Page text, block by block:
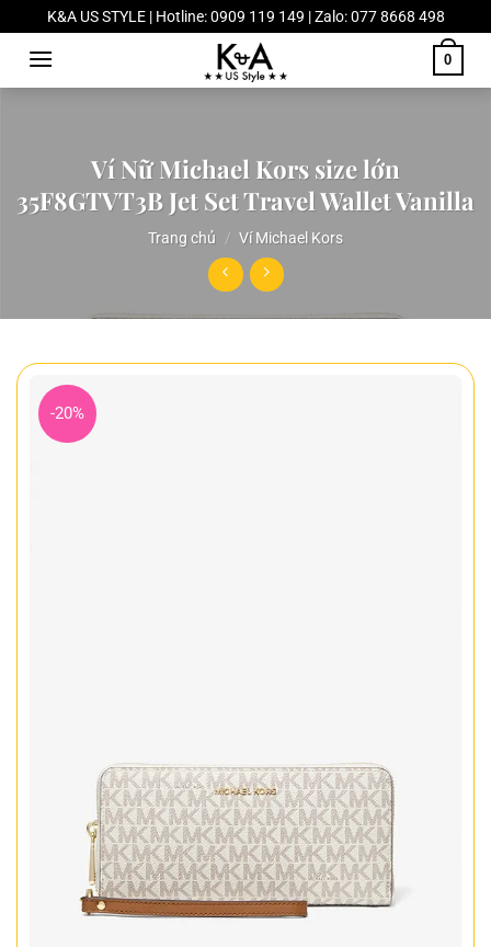
Chuyển
đến
dung
K&A US STYLE | Hotline: 0909 119 149 | Zalo: 077 8668 498
0
Ví Nữ Michael Kors size lớn
35F8GTVT3B Jet Set Travel Wallet Vanilla
Trang chủ / Ví Michael Kors
-20%